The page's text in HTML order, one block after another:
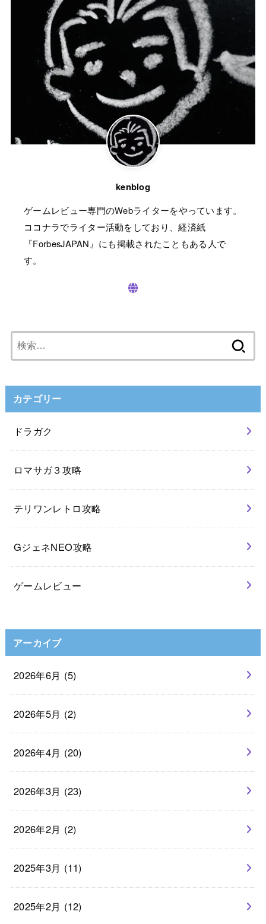
kenblog
ゲームレビュー専門のWebライターをやっています。
ココナラでライター活動をしており、経済紙
『ForbesJAPAN』にも掲載されたこともある人で
す。
索:
カテゴリー
ドラガク
ロマサガ３攻略
テリワンレトロ攻略
GジェネNEO攻略
ゲームレビュー
アーカイブ
2026年6月 (5)
2026年5月 (2)
2026年4月 (20)
2026年3月 (23)
2026年2月 (2)
2025年3月 (11)
2025年2月 (12)